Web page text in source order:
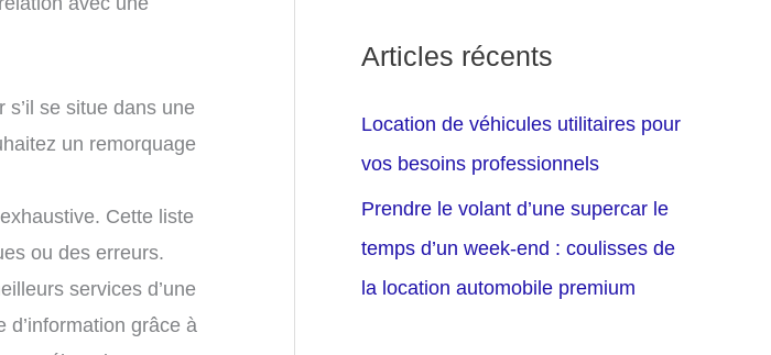
se situe dans une
un remorquage
Cette liste
ou des erreurs.
services d’une
grâce à
Articles récents
Location de véhicules utilitaires pour
vos besoins professionnels
Prendre le volant d’une supercar le
temps d’un week-end : coulisses de
la location automobile premium